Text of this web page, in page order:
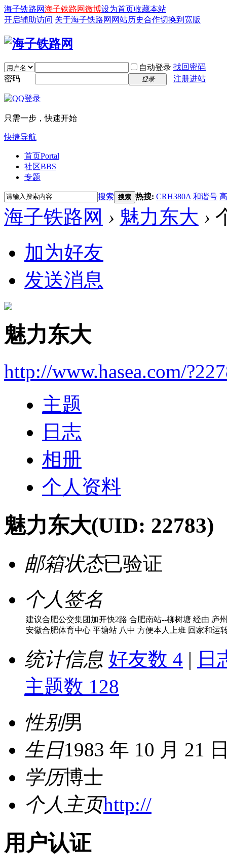
海子铁路网海子铁路网微博设为首页收藏本站
开启辅助访问 关于海子铁路网 网站历史合作切换到宽版
自动登录 找回密码
密码
登录 注册进站
只需一步，快速开始
快捷导航
首页Portal
社区BBS
专题
搜索 搜索 热搜: CRH380A 和谐号
海子铁路网 › 魅力东大 ›
加为好友
发送消息
魅力东大
http://www.hasea.com/
主题
日志
相册
个人资料
魅力东大(UID: 22783)
邮箱状态已验证
个人签名
建议合肥公交集团加开快2路 合肥南站--柳树塘 经由 庐
安徽合肥体育中心 平塘站 八中 方便本人上班 回家和运
统计信息 好友数 4 | 日
主题数 128
性别男
生日1983 年 10 月 21
学历博士
个人主页http://
用户认证